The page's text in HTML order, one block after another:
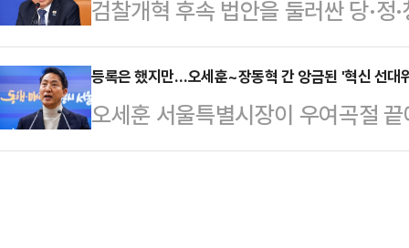
보 9명 중 주 의원을 비롯한 중진
겠단 의지를 표명했다…
도임에도 '조작기소'라고 꼬리표를
용이라는 비판이 만만치 않다.정청
행한 현장 최고위원회의에서 "국가
해 메스를 대야 할 때"라면서 국정
오는 19일 국회 본회의…
검찰개혁 후속 법안을 둘러싼 당·
어민주당 대표의 리더십을 두고 상
을 둘러싼 강경파의 불만이 외부로
이 있는 반면, 이재명 대통령을 설
인 평가도 나왔다.18일 정치권에
등록은 했지만…오세훈~장동혁 간 앙금된 '혁신 선대
오세훈 서울특별시장이 우여곡절
혁신 선거대책위원회를 둘러싼 갈